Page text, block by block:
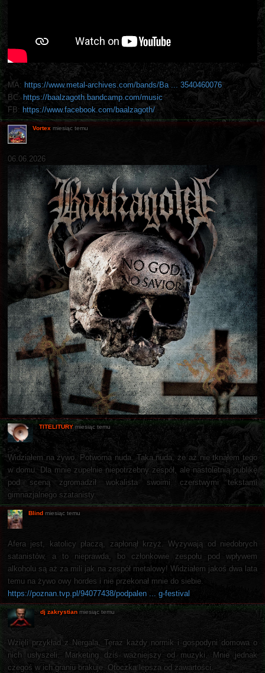
MA: https://www.metal-archives.com/bands/Ba ... 3540460076
BC: https://baalzagoth.bandcamp.com/music
FB: https://www.facebook.com/baalzagoth/
Vortex miesiąc temu
06.06.2026
TITELITURY miesiąc temu
Widziałem na żywo. Potworna nuda. Taka nuda, że aż nie tknąłem tego
w domu. Dla mnie zupełnie niepotrzebny zespół, ale nastoletnią publikę
pod sceną zgromadził wokalista swoimi czerstwymi tekstami
gimnazjalnego szatanisty.
Blind miesiąc temu
Afera jest, katolicy płaczą, zapłonął krzyż. Wyzywają od niedobrych
satanistów, a to nieprawda, bo członkowie zespołu pod wpływem
alkoholu są aż za mili jak na zespół metalowy! Widziałem jakoś dwa lata
temu na żywo owy hordes i nie przekonał mnie do siebie.
https://poznan.tvp.pl/94077438/podpalen ... g-festival
dj zakrystian miesiąc temu
Wzięli przykład z Nergala. Teraz każdy normik i gospodyni domowa o
nich usłyszeli. Marketing dziś ważniejszy od muzyki. Mnie jednak
czegoś w ich graniu brakuje. Otoczka lepsza od zawartości.